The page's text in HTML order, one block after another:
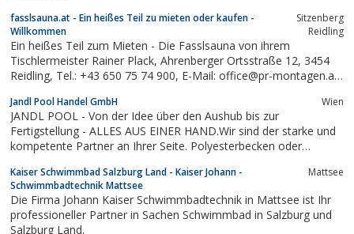
fasslsauna.at - Ein heißes Teil zu mieten oder kaufen -
Willkommen
Sitzenberg
Reidling
Ein heißes Teil zum Mieten - Die Fasslsauna von ihrem
Tischlermeister Rainer Plack, Ahrenberger Ortsstraße 12, 3454
Reidling, Tel.: +43 650 75 74 900, E-Mail: office@pr-montagen.at,
Jandl Pool Handel GmbH Wien
JANDL POOL - Von der Idee über den Aushub bis zur
Fertigstellung - ALLES AUS EINER HAND.Wir sind der starke und
kompetente Partner an Ihrer Seite. Polyesterbecken oder
wir geben Ihnen die richtige Entscheidungshilfe.Unsere
Kaiser Schwimmbad Salzburg Land - Kaiser Johann -
Schwimmbadtechnik Mattsee
Mattsee
Die Firma Johann Kaiser Schwimmbadtechnik in Mattsee ist Ihr
professioneller Partner in Sachen Schwimmbad in Salzburg und
Salzburg Land.